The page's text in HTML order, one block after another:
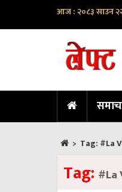
आज : २०८३ साउन
> Tag: #La
Tag: #La